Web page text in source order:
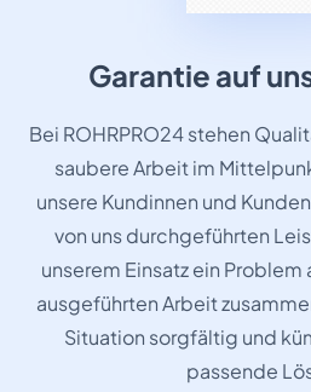
Garantie auf
Bei ROHRPRO24 stehen
saubere Arbeit im
unsere Kundinnen und
von uns durchgeführten
unserem Einsatz ein
ausgeführten Arbeit
Situation sorgfältig und
passende